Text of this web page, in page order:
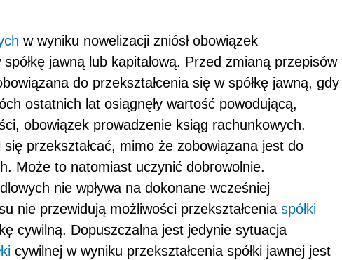
w wyniku nowelizacji zniósł obowiązek
jawną lub kapitałową. Przed zmianą przepisów
do przekształcenia się w spółkę jawną, gdy
ostatnich lat osiągnęły wartość powodującą,
obowiązek prowadzenie ksiąg rachunkowych.
przekształcać, mimo że zobowiązana jest do
Może to natomiast uczynić dobrowolnie.
nie wpływa na dokonane wcześniej
nie przewidują możliwości przekształcenia spółki
cywilną. Dopuszczalna jest jedynie sytuacja
cywilnej w wyniku przekształcenia spółki jawnej jest